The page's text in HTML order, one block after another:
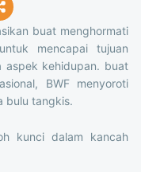
buat menghormati
mencapai tujuan
aspek kehidupan. buat
BWF menyoroti
bulu tangkis.
kunci dalam kancah